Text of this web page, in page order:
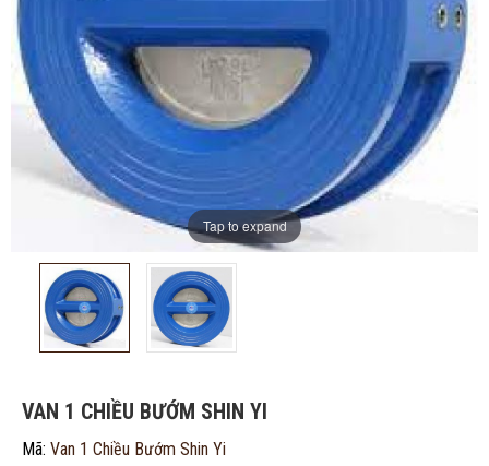
Tap to expand
VAN 1 CHIỀU BƯỚM SHIN YI
Mã: Van 1 Chiều Bướm Shin Yi
ĐĂNG KÝ TƯ VẤN MIỄN PHÍ